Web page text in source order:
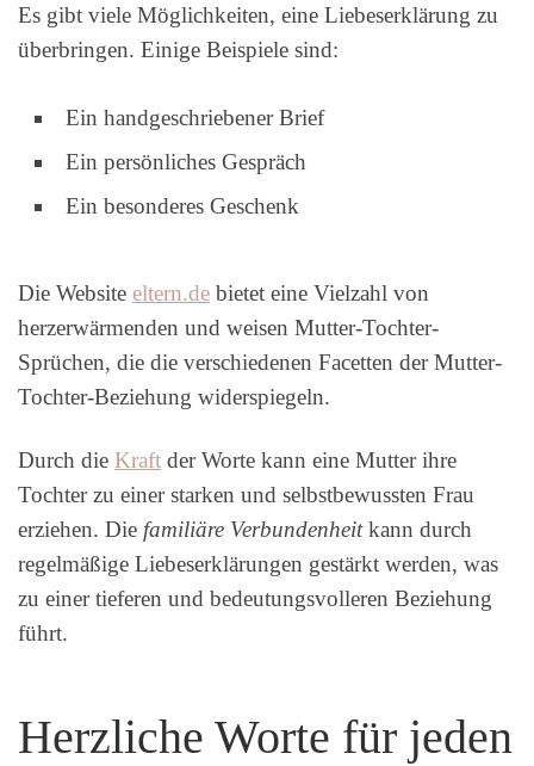
Es gibt viele Möglichkeiten, eine Liebeserklärung zu
überbringen. Einige Beispiele sind:
Ein handgeschriebener Brief
Ein persönliches Gespräch
Ein besonderes Geschenk
Die Website eltern.de bietet eine Vielzahl von
herzerwärmenden und weisen Mutter-Tochter-
Sprüchen, die die verschiedenen Facetten der Mutter-
Tochter-Beziehung widerspiegeln.
Durch die Kraft der Worte kann eine Mutter ihre
Tochter zu einer starken und selbstbewussten Frau
erziehen. Die familiäre Verbundenheitkann durch
regelmäßige Liebeserklärungen gestärkt werden, was
zu einer tieferen und bedeutungsvolleren Beziehung
führt.
Herzliche Worte für jeden